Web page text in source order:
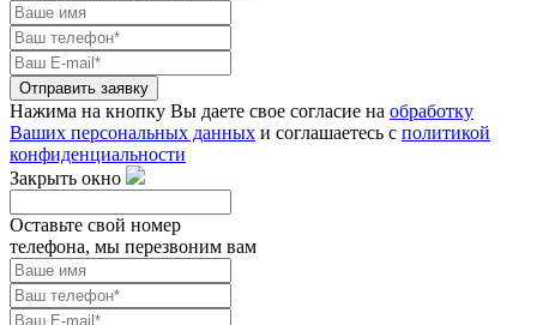
Отправить заявку
Нажима на кнопку Вы даете свое согласие на обработку
Ваших персональных данных и соглашаетесь с политикой
конфиденциальности
Закрыть окно
Оставьте свой номер
телефона, мы перезвоним вам